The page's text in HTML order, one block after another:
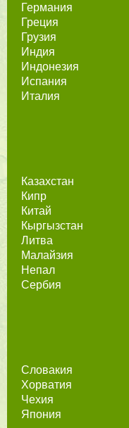
Германия
Греция
Грузия
Индия
Индонезия
Испания
Италия
Казахстан
Кипр
Китай
Кыргызстан
Литва
Малайзия
Непал
Сербия
Словакия
Хорватия
Чехия
Япония